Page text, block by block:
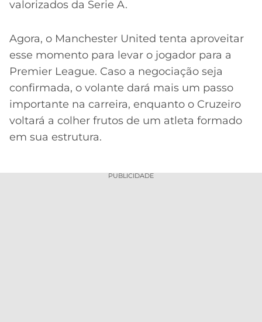
valorizados da Serie A.
Agora, o Manchester United tenta aproveitar
esse momento para levar o jogador para a
Premier League. Caso a negociação seja
confirmada, o volante dará mais um passo
importante na carreira, enquanto o Cruzeiro
voltará a colher frutos de um atleta formado
em sua estrutura.
PUBLICIDADE